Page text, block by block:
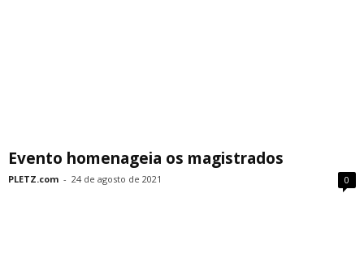
Evento homenageia os magistrados
PLETZ.com - 24 de agosto de 2021 0